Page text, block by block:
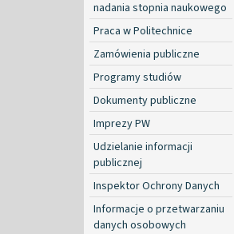
nadania stopnia naukowego
Praca w Politechnice
Zamówienia publiczne
Programy studiów
Dokumenty publiczne
Imprezy PW
Udzielanie informacji
publicznej
Inspektor Ochrony Danych
Informacje o przetwarzaniu
danych osobowych